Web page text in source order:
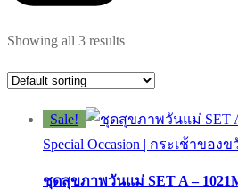
Showing all 3 results
Sale!
Special Occasion | กระเช้าขอ
ชุดสุขภาพวันแม่ SET A –